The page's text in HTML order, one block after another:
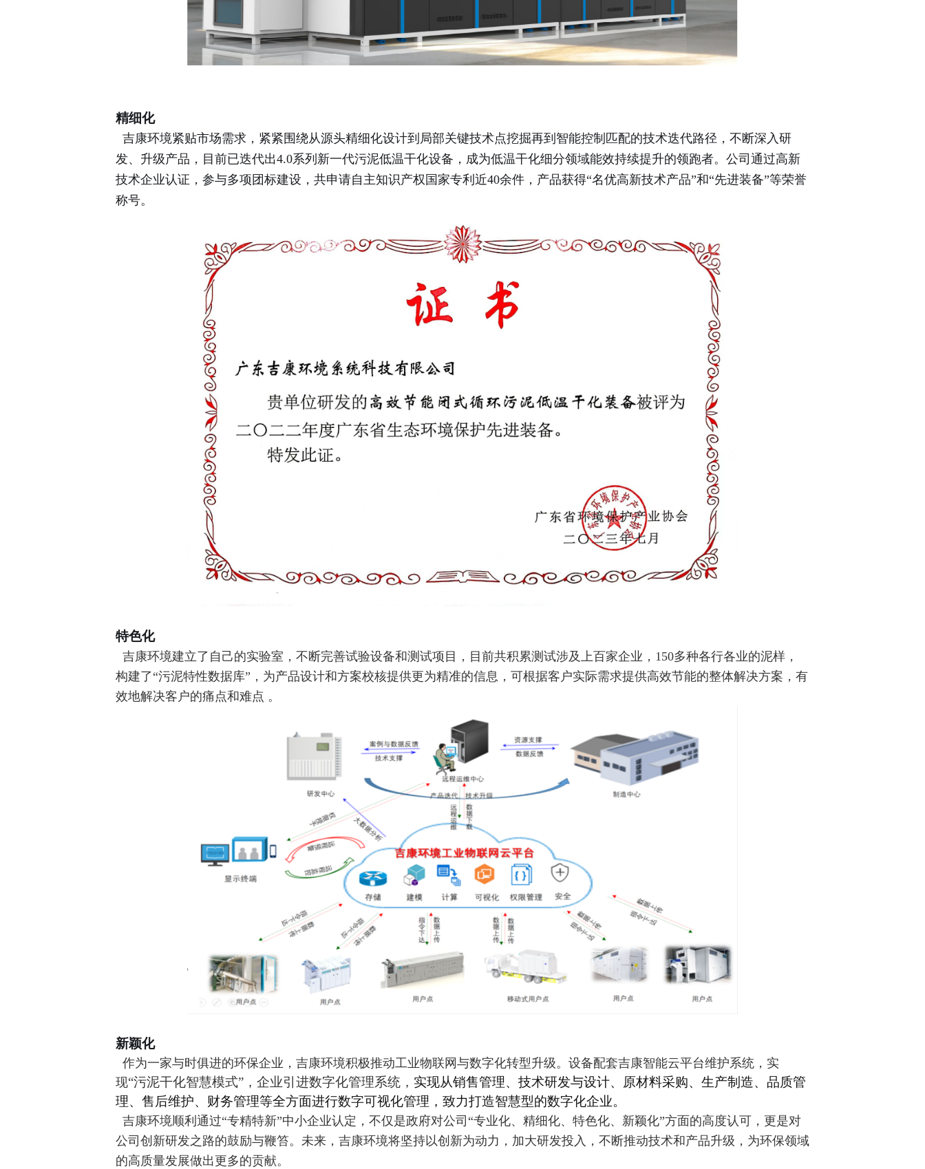
精细化
吉康环境紧贴市场需求，紧紧围绕从源头精细化设计到局部关键技术点挖掘再到智能控制匹配的技术迭代路径，不断深入研
发、升级产品，目前已迭代出4.0系列新一代污泥低温干化设备，成为低温干化细分领域能效持续提升的领跑者。公司通过高新
技术企业认证，参与多项团标建设，共申请自主知识产权国家专利近40余件，产品获得“名优高新技术产品”和“先进装备”等荣誉
称号。
特色化
吉康环境建立了自己的实验室，不断完善试验设备和测试项目，目前共积累测试涉及上百家企业，150多种各行各业的泥样，
构建了“污泥特性数据库”，为产品设计和方案校核提供更为精准的信息，可根据客户实际需求提供高效节能的整体解决方案，有
效地解决客户的痛点和难点 。
新颖化
作为一家与时俱进的环保企业，吉康环境积极推动工业物联网与数字化转型升级。设备配套吉康智能云平台维护系统，实
现“污泥干化智慧模式”，企业引进数字化管理系统， 实现从销售管理、技术研发与设计、原材料采购、生产制造、品质管
理、售后维护、财务管理等全方面进行数字可视化管理，致力打造智慧型的数字化企业。
吉康环境顺利通过“专精特新”中小企业认定，不仅是政府对公司“专业化、精细化、特色化、新颖化”方面的高度认可，更是对
公司创新研发之路的鼓励与鞭笞。未来，吉康环境将坚持以创新为动力，加大研发投入，不断推动技术和产品升级，为环保领域
的高质量发展做出更多的贡献。